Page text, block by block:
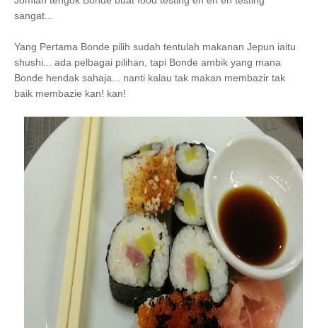
sangat...
Yang Pertama Bonde pilih sudah tentulah makanan Jepun iaitu
shushi... ada pelbagai pilihan, tapi Bonde ambik yang mana
Bonde hendak sahaja... nanti kalau tak makan membazir tak
baik membazie kan! kan!